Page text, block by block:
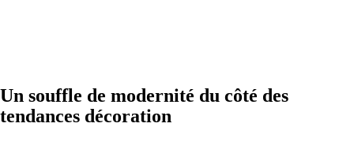
Un souffle de modernité du côté des
tendances décoration